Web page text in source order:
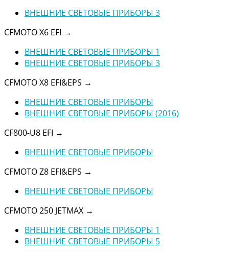
ВНЕШНИЕ СВЕТОВЫЕ ПРИБОРЫ 3
CFMOTO X6 EFI →
ВНЕШНИЕ СВЕТОВЫЕ ПРИБОРЫ 1
ВНЕШНИЕ СВЕТОВЫЕ ПРИБОРЫ 3
CFMOTO X8 EFI&EPS →
ВНЕШНИЕ СВЕТОВЫЕ ПРИБОРЫ
ВНЕШНИЕ СВЕТОВЫЕ ПРИБОРЫ (2016)
CF800-U8 EFI →
ВНЕШНИЕ СВЕТОВЫЕ ПРИБОРЫ
CFMOTO Z8 EFI&EPS →
ВНЕШНИЕ СВЕТОВЫЕ ПРИБОРЫ
CFMOTO 250 JETMAX →
ВНЕШНИЕ СВЕТОВЫЕ ПРИБОРЫ 1
ВНЕШНИЕ СВЕТОВЫЕ ПРИБОРЫ 5